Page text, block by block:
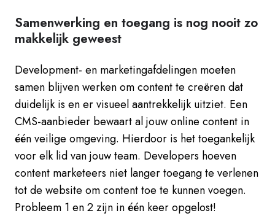
Samenwerking en toegang is nog nooit zo
makkelijk geweest
Development- en marketingafdelingen moeten
samen blijven werken om content te creëren dat
duidelijk is en er visueel aantrekkelijk uitziet. Een
CMS-aanbieder bewaart al jouw online content in
één veilige omgeving. Hierdoor is het toegankelijk
voor elk lid van jouw team. Developers hoeven
content marketeers niet langer toegang te verlenen
tot de website om content toe te kunnen voegen.
Probleem 1 en 2 zijn in één keer opgelost!